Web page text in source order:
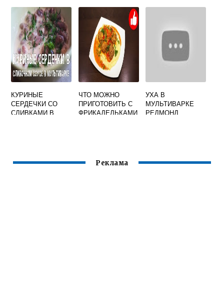
КУРИНЫЕ
СЕРДЕЧКИ СО
СЛИВКАМИ В
ЧТО МОЖНО
ПРИГОТОВИТЬ С
ФРИКАДЕЛЬКАМИ
УХА В
МУЛЬТИВАРКЕ
РЕДМОНД
Реклама